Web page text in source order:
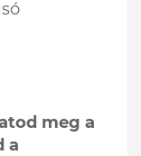
meg a
a